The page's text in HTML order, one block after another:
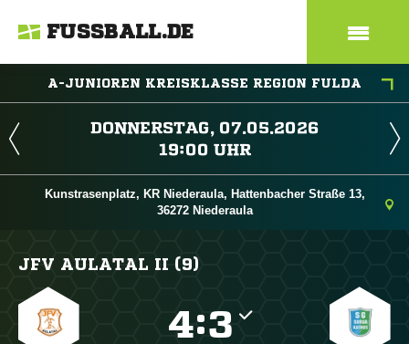
FUSSBALL.DE
A-JUNIOREN KREISKLASSE REGION FULDA
 
 
Kunstrasenplatz, KR Niederaula, Hattenbacher Straße 13,
36272 Niederaula
JFV AULATAL II (9)
: